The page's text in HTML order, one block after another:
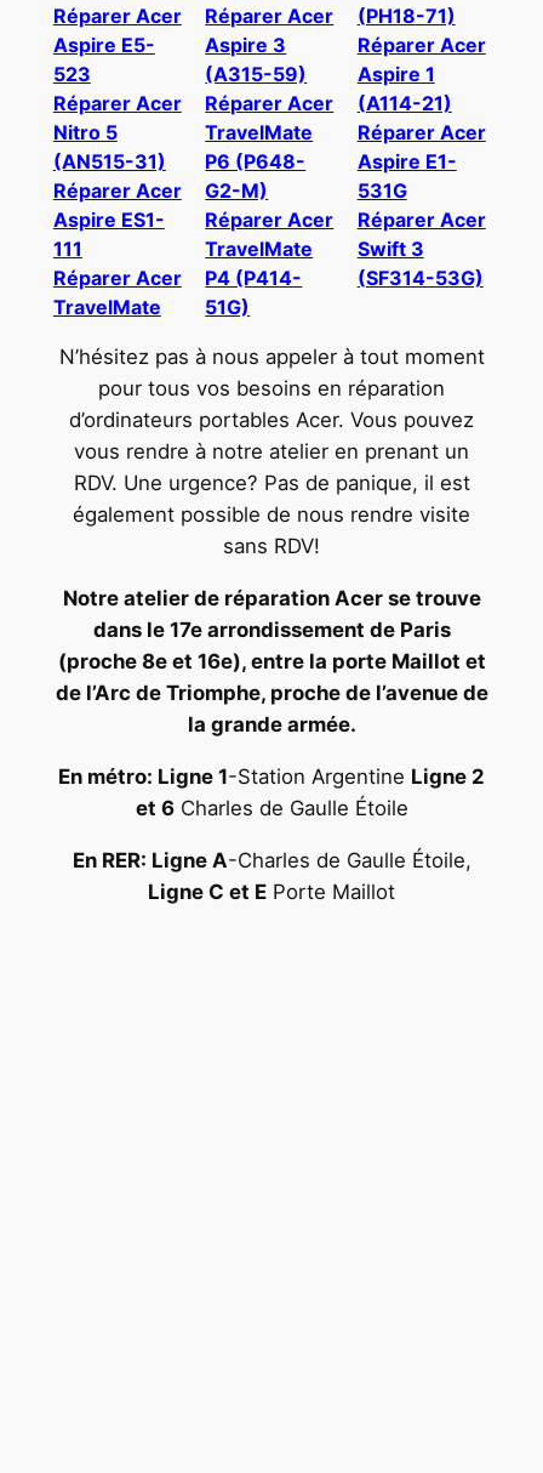
Réparer Acer
Aspire E5-
523
Réparer Acer
Nitro 5
(AN515-31)
Réparer Acer
Aspire ES1-
111
Réparer Acer
TravelMate
Réparer Acer
Aspire 3
(A315-59)
Réparer Acer
TravelMate
P6 (P648-
G2-M)
Réparer Acer
TravelMate
P4 (P414-
51G)
(PH18-71)
Réparer Acer
Aspire 1
(A114-21)
Réparer Acer
Aspire E1-
531G
Réparer Acer
Swift 3
(SF314-53G)
N’hésitez pas à nous appeler à tout moment
pour tous vos besoins en réparation
d’ordinateurs portables Acer. Vous pouvez
vous rendre à notre atelier en prenant un
RDV. Une urgence? Pas de panique, il est
également possible de nous rendre visite
sans RDV!
Notre atelier de réparation Acer se trouve
dans le 17e arrondissement de Paris
(proche 8e et 16e), entre la porte Maillot et
de l’Arc de Triomphe, proche de l’avenue de
la grande armée.
En métro: Ligne 1-Station Argentine Ligne 2
et 6Charles de Gaulle Étoile
En RER: Ligne A-Charles de Gaulle Étoile,
Ligne C et E Porte Maillot